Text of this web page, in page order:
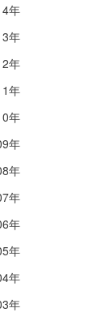
年
年
年
年
年
年
年
年
年
年
年
年